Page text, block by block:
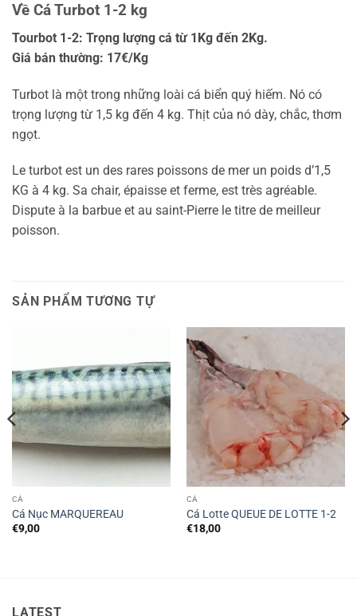
Về Cá Turbot 1-2 kg
Tourbot 1-2: Trọng lượng cá từ 1Kg đến 2Kg.
Giá bán thường: 17€/Kg
Turbot là một trong những loài cá biển quý hiếm. Nó có
trọng lượng từ 1,5 kg đến 4 kg. Thịt của nó dày, chắc, thơm
ngọt.
Le turbot est un des rares poissons de mer un poids d’1,5
KG à 4 kg. Sa chair, épaisse et ferme, est très agréable.
Dispute à la barbue et au saint-Pierre le titre de meilleur
poisson.
SẢN PHẨM TƯƠNG TỰ
CÁ
Cá Nục MARQUEREAU
€9,00
CÁ
Cá Lotte QUEUE DE LOTTE 1-2
€18,00
LATEST